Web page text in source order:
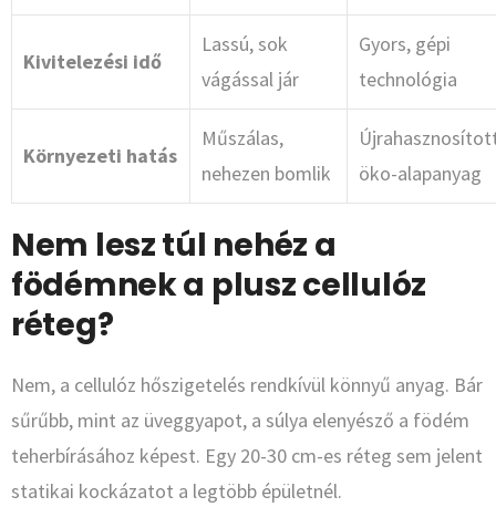
Kivitelezési idő
Lassú, sok
vágással jár
Gyors, gépi
technológia
Környezeti hatás
Műszálas,
nehezen bomlik
öko-alapanyag
Nem lesz túl nehéz a
födémnek a plusz cellulóz
réteg?
Nem, a cellulóz hőszigetelés rendkívül könnyű anyag. Bár
sűrűbb, mint az üveggyapot, a súlya elenyésző a födém
teherbírásához képest. Egy 20-30 cm-es réteg sem jelent
statikai kockázatot a legtöbb épületnél.